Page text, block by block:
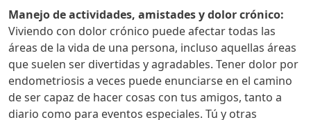
Manejo de actividades, amistades y dolor crónico:
Viviendo con dolor crónico puede afectar todas las
áreas de la vida de una persona, incluso aquellas áreas
que suelen ser divertidas y agradables. Tener dolor por
endometriosis a veces puede enunciarse en el camino
de ser capaz de hacer cosas con tus amigos, tanto a
diario como para eventos especiales. Tú y otras